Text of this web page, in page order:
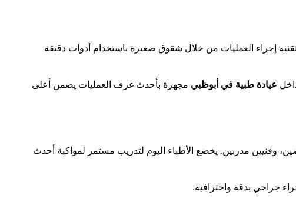
إجراء العمليات من خلال شقوق صغيرة باستخدام أدوات دقيقة
عيادة طبية في أبوظبي مجهزة بأحدث غرف العمليات يضمن أعلى
وفنيين مدربين. يخضع الأطباء اليوم لتدريب مستمر لمواكبة أحدث
جراحي بدقة واحترافية.